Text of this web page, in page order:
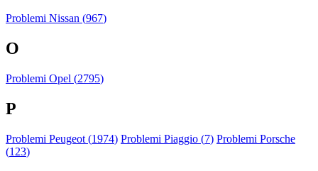
Problemi Nissan (967)
O
Problemi Opel (2795)
P
Problemi Peugeot (1974) Problemi Piaggio (7) Problemi Porsche
(123)